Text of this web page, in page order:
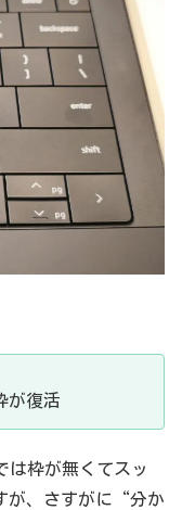
が復活
は枠が無くてスッ
が、さすがに“分か